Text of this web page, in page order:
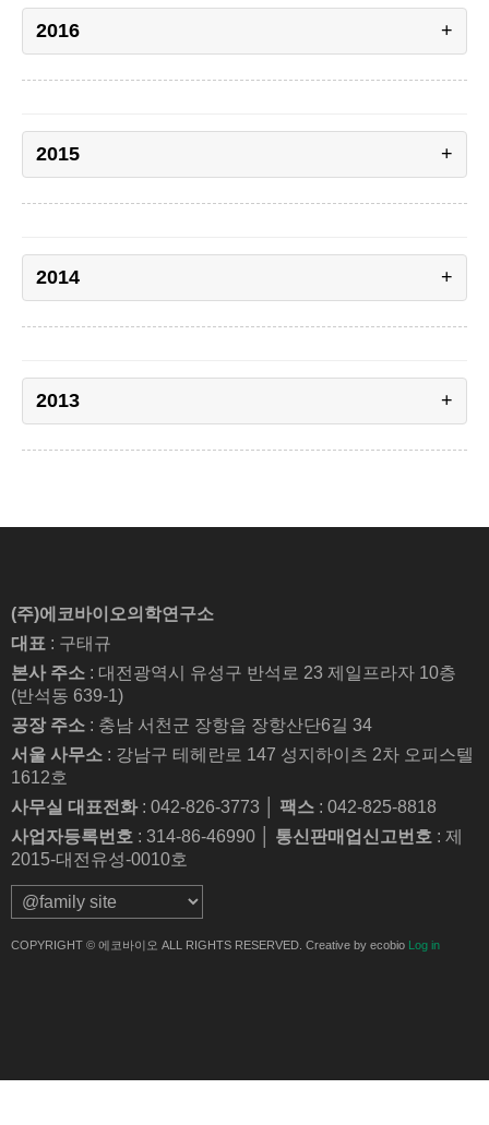
2016
2015
2014
2013
(주)에코바이오의학연구소
대표 : 구태규
본사 주소 : 대전광역시 유성구 반석로 23 제일프라자 10층
(반석동 639-1)
공장 주소 : 충남 서천군 장항읍 장항산단6길 34
서울 사무소 : 강남구 테헤란로 147 성지하이츠 2차 오피스텔
1612호
사무실 대표전화: 042-826-3773 │ 팩스 : 042-825-8818
사업자등록번호 : 314-86-46990 │ 통신판매업신고번호 : 제
2015-대전유성-0010호
COPYRIGHT © 에코바이오 ALL RIGHTS RESERVED. Creative by ecobio Log in